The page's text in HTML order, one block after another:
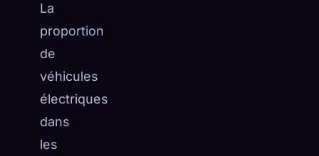
La
proportion
de
véhicules
électriques
dans
les